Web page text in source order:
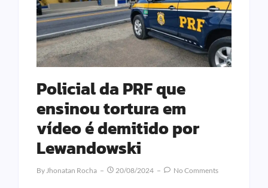
Policial da PRF que
ensinou tortura em
vídeo é demitido por
Lewandowski
ByJhonatan Rocha 20/08/2024 No Comments